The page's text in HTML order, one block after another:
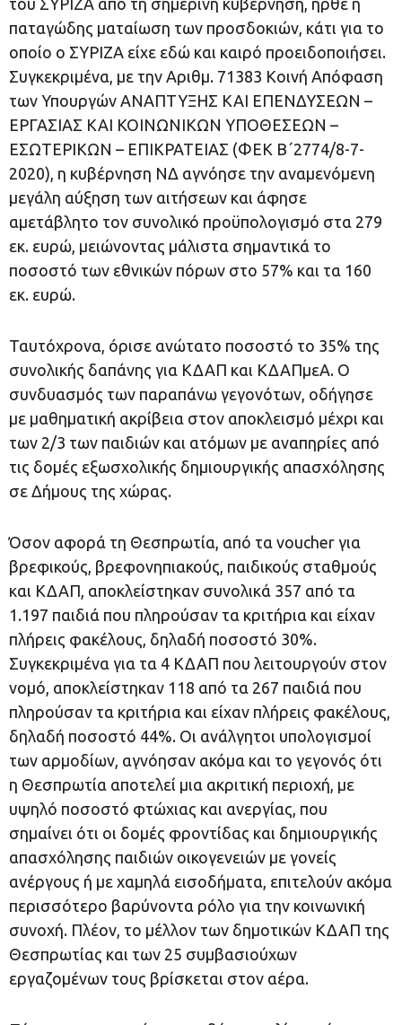
του ΣΥΡΙΖΑ από τη σημερινή κυβέρνηση, ήρθε η
παταγώδης ματαίωση των προσδοκιών, κάτι για το
οποίο ο ΣΥΡΙΖΑ είχε εδώ και καιρό προειδοποιήσει.
Συγκεκριμένα, με την Αριθμ. 71383 Κοινή Απόφαση
των Υπουργών ΑΝΑΠΤΥΞΗΣ ΚΑΙ ΕΠΕΝΔΥΣΕΩΝ –
ΕΡΓΑΣΙΑΣ ΚΑΙ ΚΟΙΝΩΝΙΚΩΝ ΥΠΟΘΕΣΕΩΝ –
ΕΣΩΤΕΡΙΚΩΝ – ΕΠΙΚΡΑΤΕΙΑΣ (ΦΕΚ Β΄2774/8-7-
2020), η κυβέρνηση ΝΔ αγνόησε την αναμενόμενη
μεγάλη αύξηση των αιτήσεων και άφησε
αμετάβλητο τον συνολικό προϋπολογισμό στα 279
εκ. ευρώ, μειώνοντας μάλιστα σημαντικά το
ποσοστό των εθνικών πόρων στο 57% και τα 160
εκ. ευρώ.
Ταυτόχρονα, όρισε ανώτατο ποσοστό το 35% της
συνολικής δαπάνης για ΚΔΑΠ και ΚΔΑΠμεΑ. Ο
συνδυασμός των παραπάνω γεγονότων, οδήγησε
με μαθηματική ακρίβεια στον αποκλεισμό μέχρι και
των 2/3 των παιδιών και ατόμων με αναπηρίες από
τις δομές εξωσχολικής δημιουργικής απασχόλησης
σε Δήμους της χώρας.
Όσον αφορά τη Θεσπρωτία, από τα voucher για
βρεφικούς, βρεφονηπιακούς, παιδικούς σταθμούς
και ΚΔΑΠ, αποκλείστηκαν συνολικά 357 από τα
1.197 παιδιά που πληρούσαν τα κριτήρια και είχαν
πλήρεις φακέλους, δηλαδή ποσοστό 30%.
Συγκεκριμένα για τα 4 ΚΔΑΠ που λειτουργούν στον
νομό, αποκλείστηκαν 118 από τα 267 παιδιά που
πληρούσαν τα κριτήρια και είχαν πλήρεις φακέλους,
δηλαδή ποσοστό 44%. Οι ανάλγητοι υπολογισμοί
των αρμοδίων, αγνόησαν ακόμα και το γεγονός ότι
η Θεσπρωτία αποτελεί μια ακριτική περιοχή, με
υψηλό ποσοστό φτώχιας και ανεργίας, που
σημαίνει ότι οι δομές φροντίδας και δημιουργικής
απασχόλησης παιδιών οικογενειών με γονείς
ανέργους ή με χαμηλά εισοδήματα, επιτελούν ακόμα
περισσότερο βαρύνοντα ρόλο για την κοινωνική
συνοχή. Πλέον, το μέλλον των δημοτικών ΚΔΑΠ της
Θεσπρωτίας και των 25 συμβασιούχων
εργαζομένων τους βρίσκεται στον αέρα.